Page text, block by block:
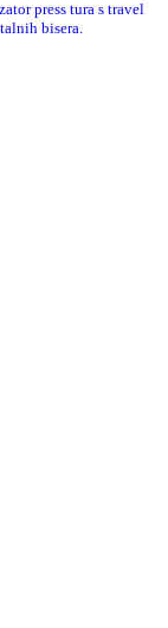
press tura s travel
bisera.